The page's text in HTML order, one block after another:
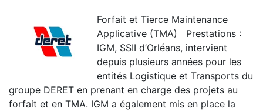
Forfait et Tierce Maintenance
Applicative (TMA) Prestations :
IGM, SSII d’Orléans, intervient
depuis plusieurs années pour les
entités Logistique et Transports du
groupe DERET en prenant en charge des projets au
forfait et en TMA. IGM a également mis en place la